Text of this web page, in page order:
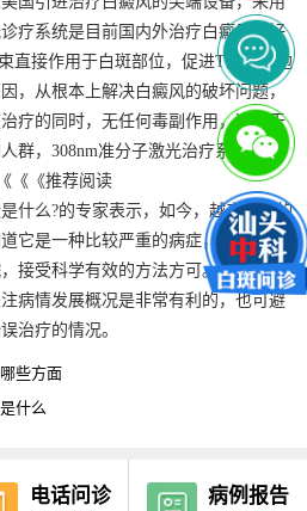
疗系统是目前国内外治疗白癜风较好
直接作用于白斑部位，促进T淋巴细胞
，从根本上解决白癜风的破坏问题，
疗的同时，无任何毒副作用，适用于
群，308nm准分子激光治疗系统是疗
《《推荐阅读
什么?的专家表示，如今，越来越多的
它是一种比较严重的病症，对于它的
接受科学有效的方法方可。而患者提
病情发展概况是非常有利的，也可避
治疗的情况。
些方面
什么
电话问诊 病例报告